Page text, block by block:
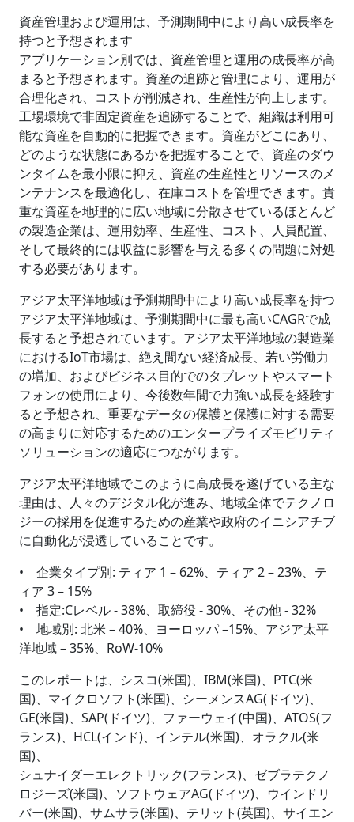
資産管理および運用は、予測期間中により高い成長率を
持つと予想されます
アプリケーション別では、資産管理と運用の成長率が高
まると予想されます。資産の追跡と管理により、運用が
合理化され、コストが削減され、生産性が向上します。
工場環境で非固定資産を追跡することで、組織は利用可
能な資産を自動的に把握できます。資産がどこにあり、
どのような状態にあるかを把握することで、資産のダウ
ンタイムを最小限に抑え、資産の生産性とリソースのメ
ンテナンスを最適化し、在庫コストを管理できます。貴
重な資産を地理的に広い地域に分散させているほとんど
の製造企業は、運用効率、生産性、コスト、人員配置、
そして最終的には収益に影響を与える多くの問題に対処
する必要があります。
アジア太平洋地域は予測期間中により高い成長率を持つ
アジア太平洋地域は、予測期間中に最も高いCAGRで成
長すると予想されています。アジア太平洋地域の製造業
におけるIoT市場は、絶え間ない経済成長、若い労働力
の増加、およびビジネス目的でのタブレットやスマート
フォンの使用により、今後数年間で力強い成長を経験す
ると予想され、重要なデータの保護と保護に対する需要
の高まりに対応するためのエンタープライズモビリティ
ソリューションの適応につながります。
アジア太平洋地域でこのように高成長を遂げている主な
理由は、人々のデジタル化が進み、地域全体でテクノロ
ジーの採用を促進するための産業や政府のイニシアチブ
に自動化が浸透していることです。
• 企業タイプ別: ティア 1 – 62%、ティア 2 – 23%、テ
ィア 3 – 15%
• 指定:Cレベル - 38%、取締役 - 30%、その他 - 32%
• 地域別: 北米 – 40%、ヨーロッパ –15%、アジア太平
洋地域 – 35%、RoW-10%
このレポートは、シスコ(米国)、IBM(米国)、PTC(米
国)、マイクロソフト(米国)、シーメンスAG(ドイツ)、
GE(米国)、SAP(ドイツ)、ファーウェイ(中国)、ATOS(フ
ランス)、HCL(インド)、インテル(米国)、オラクル(米
国)、
シュナイダーエレクトリック(フランス)、ゼブラテクノ
ロジーズ(米国)、ソフトウェアAG(ドイツ)、ウインドリ
バー(米国)、サムサラ(米国)、テリット(英国)、サイエン